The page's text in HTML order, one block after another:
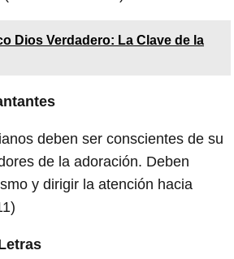
Dios Verdadero: La Clave de la
deben ser conscientes de su
de la adoración. Deben
y dirigir la atención hacia